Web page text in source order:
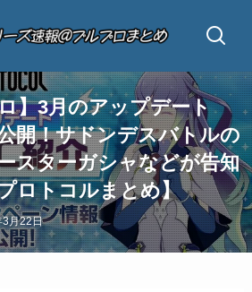
】3月のアップデート
開！サドンデスバトルの
スターガシャなどが告知
ロトコルまとめ】
月22日